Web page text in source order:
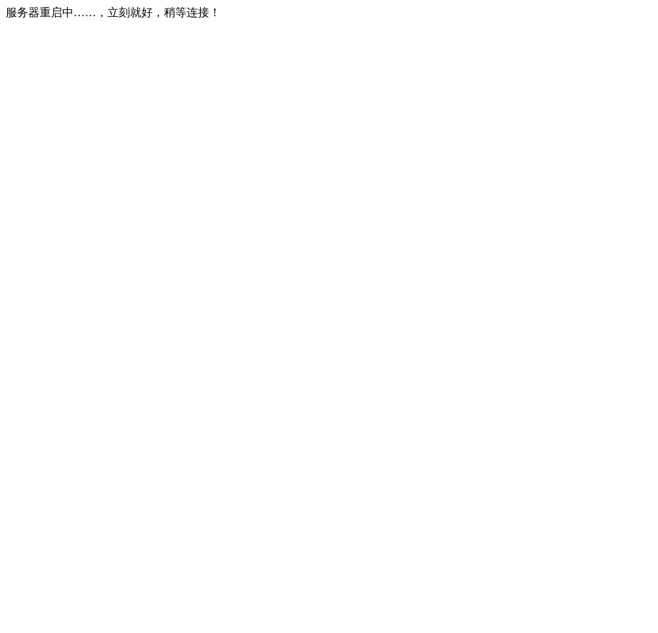
服务器重启中……，立刻就好，稍等连接！